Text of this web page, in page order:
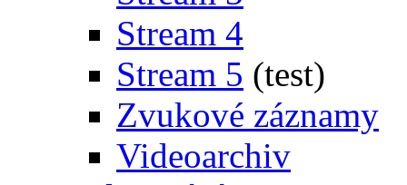
Stream 4
Stream 5 (test)
Zvukové záznamy
Videoarchiv